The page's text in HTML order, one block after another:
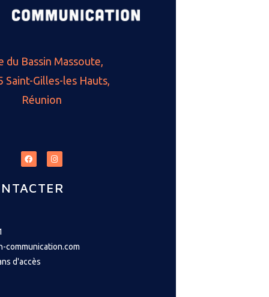
du Bassin Massoute,
Saint-Gilles-les Hauts,
Réunion
communication.com
d'accès